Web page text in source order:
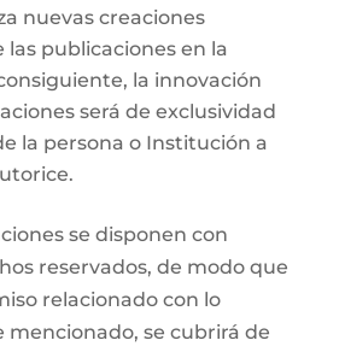
nuevas creaciones
las publicaciones en la
la innovación
será de exclusividad
la persona o Institución a
se disponen con
reservados, de modo que
relacionado con lo
se cubrirá de